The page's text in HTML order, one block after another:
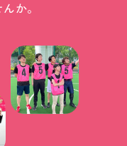
か。